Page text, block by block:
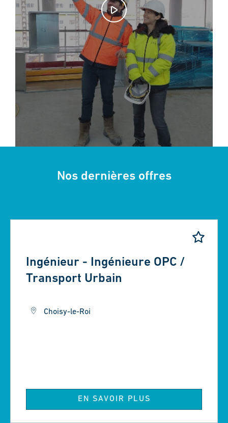
Nos dernières offres
Ingénieur - Ingénieure OPC /
Transport Urbain
Choisy-le-Roi
EN SAVOIR PLUS